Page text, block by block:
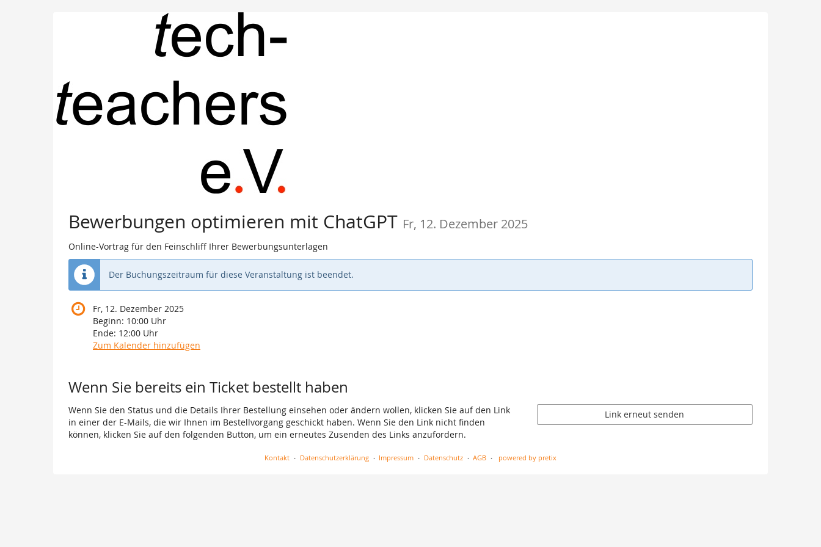
Bewerbungen optimieren mit ChatGPT Fr, 12. Dezember 2025
Online-Vortrag für den Feinschliff Ihrer Bewerbungsunterlagen
Der Buchungszeitraum für diese Veranstaltung ist beendet.
Fr, 12. Dezember 2025
Beginn: 10:00 Uhr
Ende: 12:00 Uhr
Zum Kalender hinzufügen
Wenn Sie bereits ein Ticket bestellt haben
Wenn Sie den Status und die Details Ihrer Bestellung einsehen oder ändern wollen, klicken Sie auf den Link
in einer der E-Mails, die wir Ihnen im Bestellvorgang geschickt haben. Wenn Sie den Link nicht finden
können, klicken Sie auf den folgenden Button, um ein erneutes Zusenden des Links anzufordern.
Link erneut senden
Kontakt Datenschutzerklärung Impressum Datenschutz AGB powered by pretix